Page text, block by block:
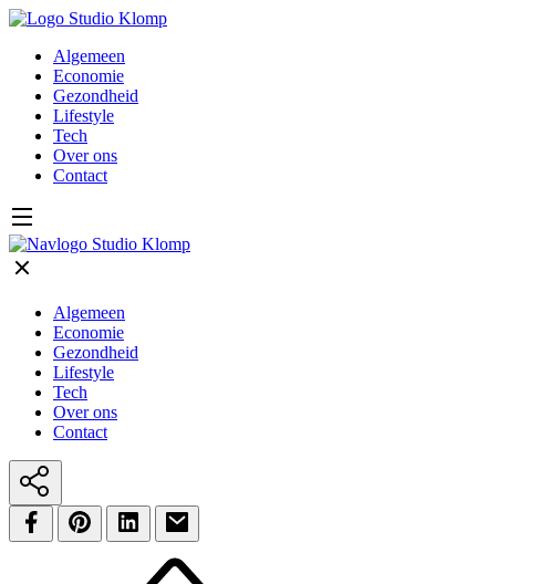
Algemeen
Economie
Gezondheid
Lifestyle
Tech
Over ons
Contact
Algemeen
Economie
Gezondheid
Lifestyle
Tech
Over ons
Contact